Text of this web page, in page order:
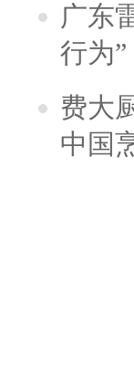
广东
行为
费大
中国